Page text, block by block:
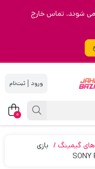
می شوند. تماس خارج
|
0
گیمینگ
بازی